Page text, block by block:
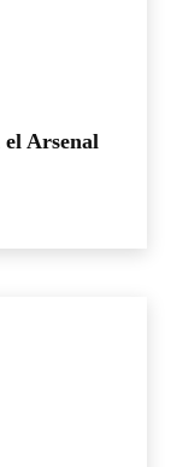
Arsenal